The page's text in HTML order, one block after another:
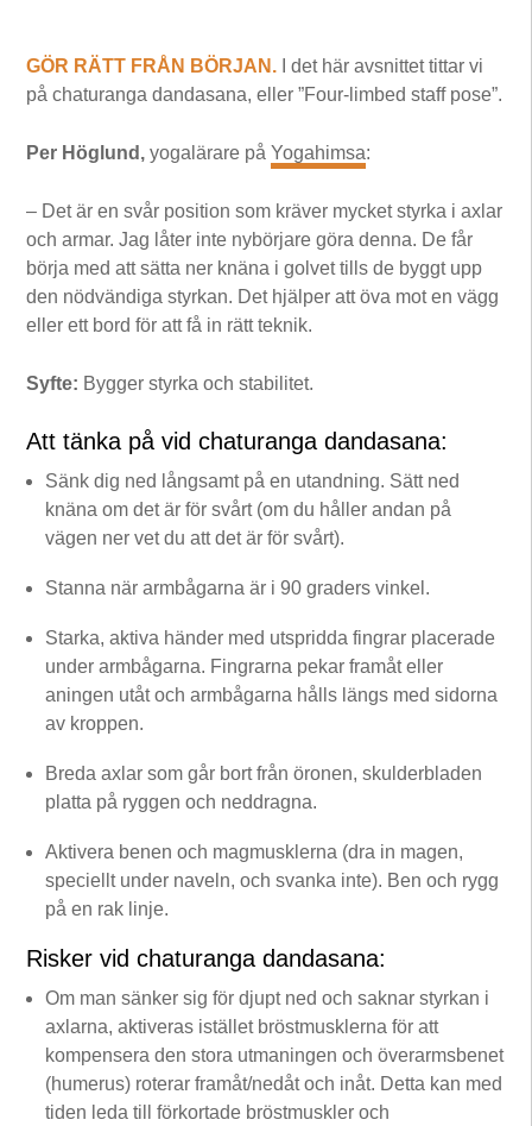
GÖR RÄTT FRÅN BÖRJAN. I det här avsnittet tittar vi
på chaturanga dandasana, eller ”Four-limbed staff pose”.
Per Höglund, yogalärare påYogahimsa:
– Det är en svår position som kräver mycket styrka i axlar
och armar. Jag låter inte nybörjare göra denna. De får
börja med att sätta ner knäna i golvet tills de byggt upp
den nödvändiga styrkan. Det hjälper att öva mot en vägg
eller ett bord för att få in rätt teknik.
Syfte: Bygger styrka och stabilitet.
Att tänka på vid chaturanga dandasana:
Sänk dig ned långsamt på en utandning. Sätt ned
knäna om det är för svårt (om du håller andan på
vägen ner vet du att det är för svårt).
Stanna när armbågarna är i 90 graders vinkel.
Starka, aktiva händer med utspridda fingrar placerade
under armbågarna. Fingrarna pekar framåt eller
aningen utåt och armbågarna hålls längs med sidorna
av kroppen.
Breda axlar som går bort från öronen, skulderbladen
platta på ryggen och neddragna.
Aktivera benen och magmusklerna (dra in magen,
speciellt under naveln, och svanka inte). Ben och rygg
på en rak linje.
Risker vid chaturanga dandasana:
Om man sänker sig för djupt ned och saknar styrkan i
axlarna, aktiveras istället bröstmusklerna för att
kompensera den stora utmaningen och överarmsbenet
(humerus) roterar framåt/nedåt och inåt. Detta kan med
tiden leda till förkortade bröstmuskler och